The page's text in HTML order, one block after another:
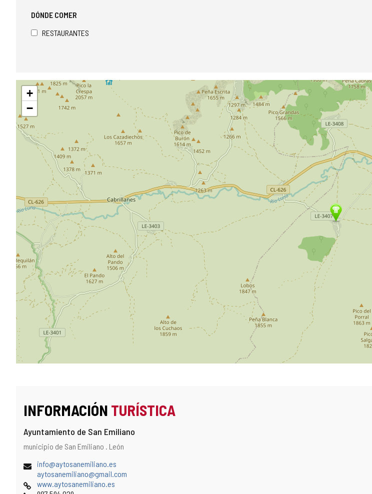
DÓNDE COMER
RESTAURANTES
Saltar
mapa
+
−
INFORMACIÓN TURÍSTICA
Ayuntamiento de San Emiliano
Dirección
Dirección
municipio de San Emiliano . León
Dirección
de
correo
info@aytosanemiliano.es
a
aytosanemiliano@gmail.com
Páginawww.aytosanemiliano.es